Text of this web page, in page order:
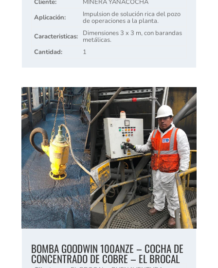
Cliente:
MINERA YANACOCHA
Aplicación:
Impulsion de solución rica del pozo
de operaciones a la planta.
Caracteristicas:
Dimensiones 3 x 3 m, con barandas
metálicas.
Cantidad:
1
BOMBA GOODWIN 100ANZE – COCHA DE
CONCENTRADO DE COBRE – EL BROCAL